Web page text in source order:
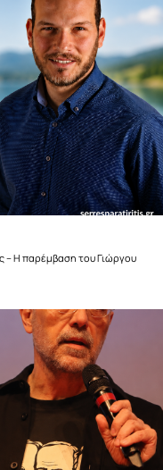
– Η παρέμβαση του Γιώργου